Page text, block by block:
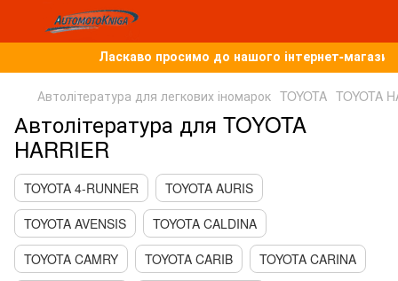
Ласкаво просимо до нашого інтернет-
Автолітература для легкових іномарок TOYOTA TOYOTA
Автолітература для TOYOTA
HARRIER
TOYOTA 4-RUNNER
TOYOTA AURIS
TOYOTA AVENSIS
TOYOTA CALDINA
TOYOTA CAMRY
TOYOTA CARIB
TOYOTA CARINA